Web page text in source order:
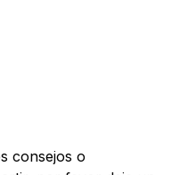
consejos o